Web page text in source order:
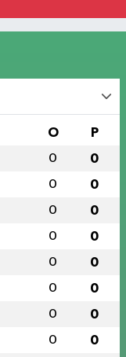
O P
0 0
0 0
0 0
0 0
0 0
0 0
0 0
0 0